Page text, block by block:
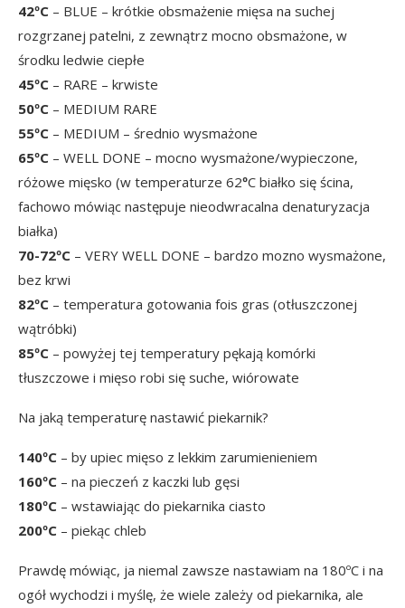
42ºC – BLUE – krótkie obsmażenie mięsa na suchej
rozgrzanej patelni, z zewnątrz mocno obsmażone, w
środku ledwie ciepłe
45ºC – RARE – krwiste
50ºC – MEDIUM RARE
55ºC – MEDIUM – średnio wysmażone
65ºC – WELL DONE – mocno wysmażone/wypieczone,
różowe mięsko (w temperaturze 62ºC białko się ścina,
fachowo mówiąc następuje nieodwracalna denaturyzacja
białka)
70-72ºC – VERY WELL DONE – bardzo mozno wysmażone,
bez krwi
82ºC – temperatura gotowania fois gras (otłuszczonej
wątróbki)
85ºC – powyżej tej temperatury pękają komórki
tłuszczowe i mięso robi się suche, wiórowate
Na jaką temperaturę nastawić piekarnik?
140ºC – by upiec mięso z lekkim zarumienieniem
160ºC – na pieczeń z kaczki lub gęsi
180ºC – wstawiając do piekarnika ciasto
200ºC – piekąc chleb
Prawdę mówiąc, ja niemal zawsze nastawiam na 180ºC i na
ogół wychodzi i myślę, że wiele zależy od piekarnika, ale